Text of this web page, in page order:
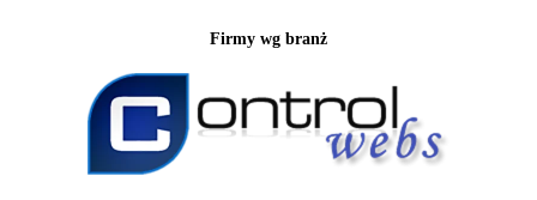
Firmy wg branż